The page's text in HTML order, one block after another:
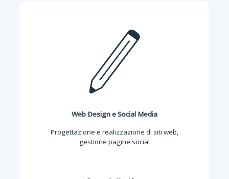
Web Design e Social Media
Progettazione e realizzazione di siti web,
gestione pagine social